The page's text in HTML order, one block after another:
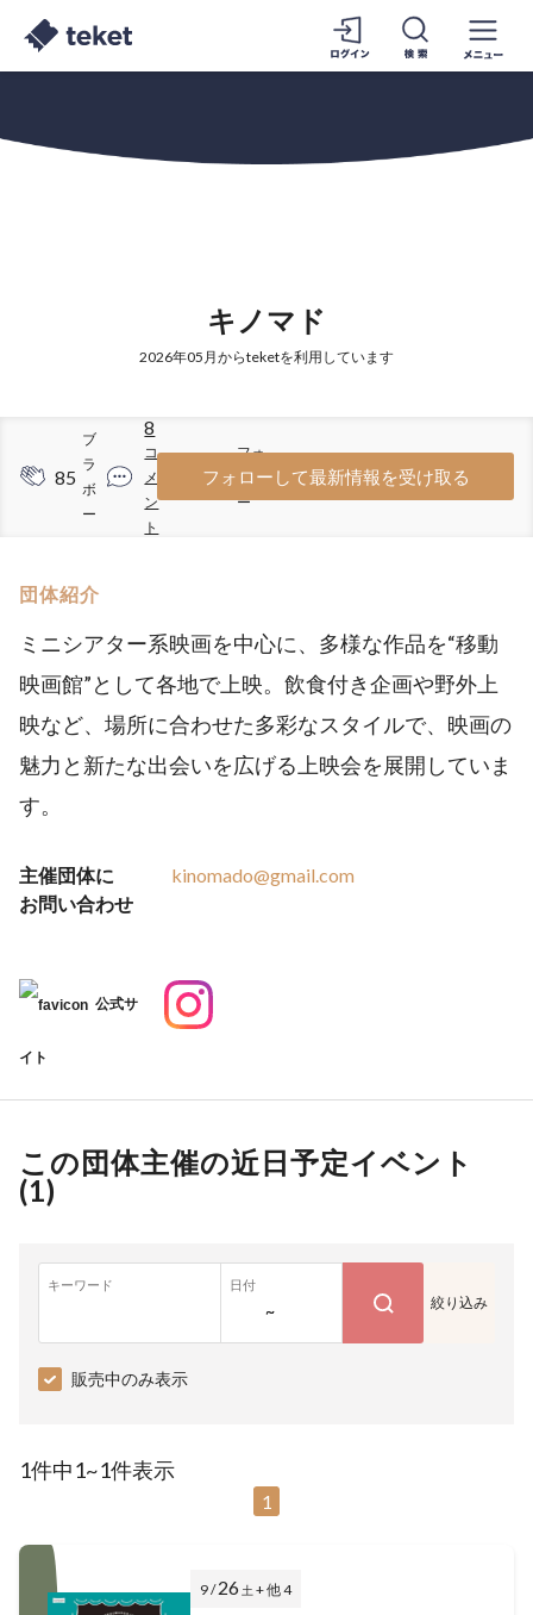
キノマド
2026年05月からteketを利用しています
85
ブ
ラ
ボ
ー
8
コ
メ
ン
ト
47
フォ
ロワ
ー
フォローして最新情報を受け取る
団体紹介
ミニシアター系映画を中心に、多様な作品を“移動
映画館”として各地で上映。飲食付き企画や野外上
映など、場所に合わせた多彩なスタイルで、映画の
魅力と新たな出会いを広げる上映会を展開していま
す。
主催団体に
お問い合わせ
kinomado@gmail.com
公式サ
イト
この団体主催の近日予定イベント
(1)
キーワード 日付
~ 絞り込み
販売中のみ表示
1件中1~1件表示
1
9 /26 土 + 他 4